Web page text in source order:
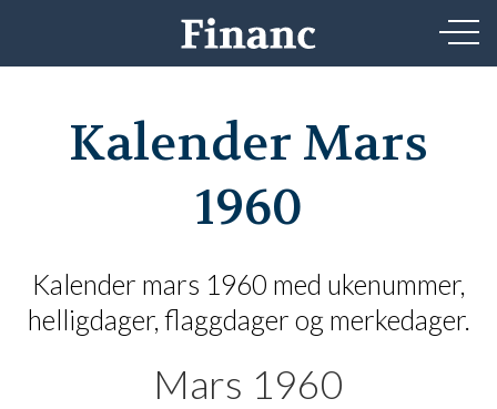
Kalender Mars
1960
Kalender mars 1960 med ukenummer,
helligdager, flaggdager og merkedager.
Mars 1960